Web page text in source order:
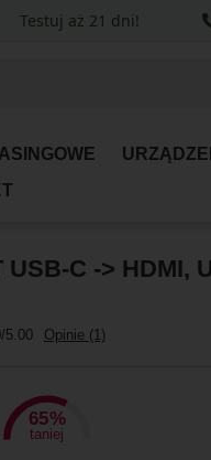
C -> HDMI,
5.00 Opinie (1)
65%
taniej
Testuj aż 21 dni!